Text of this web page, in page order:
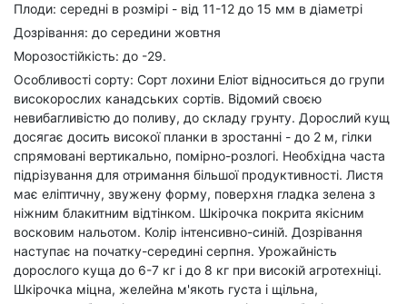
Плоди: середні в розмірі - від 11-12 до 15 мм в діаметрі
Дозрівання: до середини жовтня
Морозостійкість: до -29.
Особливості сорту: Сорт лохини Еліот відноситься до групи
високорослих канадських сортів. Відомий своєю
невибагливістю до поливу, до складу грунту. Дорослий кущ
досягає досить високої планки в зростанні - до 2 м, гілки
спрямовані вертикально, помірно-розлогі. Необхідна часта
підрізування для отримання більшої продуктивності. Листя
має еліптичну, звужену форму, поверхня гладка зелена з
ніжним блакитним відтінком. Шкірочка покрита якісним
восковим нальотом. Колір інтенсивно-синій. Дозрівання
наступає на початку-середині серпня. Урожайність
дорослого куща до 6-7 кг і до 8 кг при високій агротехніці.
Шкірочка міцна, желейна м'якоть густа і щільна,